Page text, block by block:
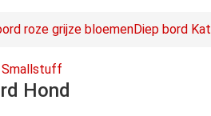
roze grijze bloemenDiep bord Kat
Smallstuff
Hond